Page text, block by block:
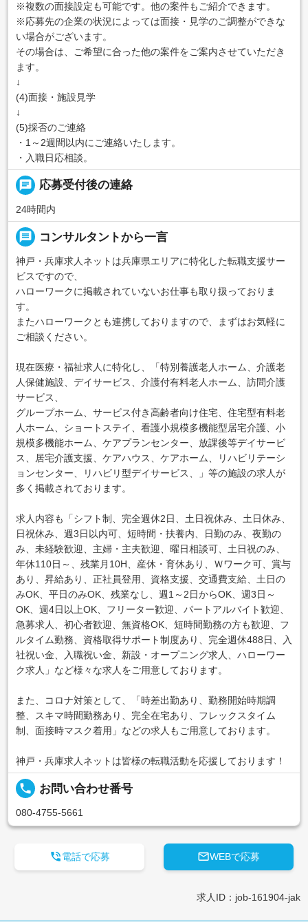
※複数の面接設定も可能です。他の案件もご紹介できます。
※応募先の企業の状況によっては面接・見学のご調整ができな
い場合がございます。
その場合は、ご希望に合った他の案件をご案内させていただき
ます。
↓
(4)面接・施設見学
↓
(5)採否のご連絡
・1～2週間以内にご連絡いたします。
・入職日応相談。
chat 応募受付後の連絡
24時間内
message コンサルタントから一言
神戸・兵庫求人ネットは兵庫県エリアに特化した転職支援サー
ビスですので、
ハローワークに掲載されていないお仕事も取り扱っておりま
す。
またハローワークとも連携しておりますので、まずはお気軽に
ご相談ください。
現在医療・福祉求人に特化し、「特別養護老人ホーム、介護老
人保健施設、デイサービス、介護付有料老人ホーム、訪問介護
サービス、
グループホーム、サービス付き高齢者向け住宅、住宅型有料老
人ホーム、ショートステイ、看護小規模多機能型居宅介護、小
規模多機能ホーム、ケアプランセンター、放課後等デイサービ
ス、居宅介護支援、ケアハウス、ケアホーム、リハビリテーシ
ョンセンター、リハビリ型デイサービス、」等の施設の求人が
多く掲載されております。
求人内容も「シフト制、完全週休2日、土日祝休み、土日休み、
日祝休み、週3日以内可、短時間・扶養内、日勤のみ、夜勤の
み、未経験歓迎、主婦・主夫歓迎、曜日相談可、土日祝のみ、
年休110日～、残業月10H、産休・育休あり、Ｗワーク可、賞与
あり、昇給あり、正社員登用、資格支援、交通費支給、土日の
みOK、平日のみOK、残業なし、週1～2日からOK、週3日～
OK、週4日以上OK、フリーター歓迎、パートアルバイト歓迎、
急募求人、初心者歓迎、無資格OK、短時間勤務の方も歓迎、フ
ルタイム勤務、資格取得サポート制度あり、完全週休488日、入
社祝い金、入職祝い金、新設・オープニング求人、ハローワー
ク求人」など様々な求人をご用意しております。
また、コロナ対策として、「時差出勤あり、勤務開始時期調
整、スキマ時間勤務あり、完全在宅あり、フレックスタイム
制、面接時マスク着用」などの求人もご用意しております。
神戸・兵庫求人ネットは皆様の転職活動を応援しております！
local_phone お問い合わせ番号
080-4755-5661
WEBで応募
電話で応募
求人ID：job-161904-jak